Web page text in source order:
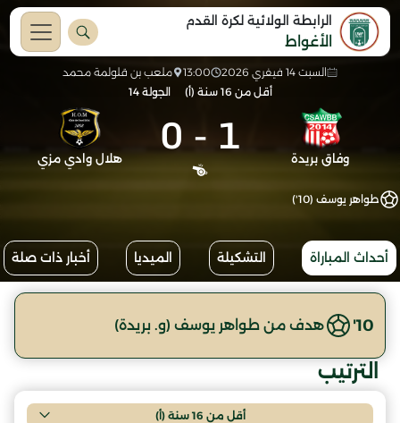
الرابطة الولائية لكرة القدم
الأغواط
السبت 14 فيفري 2026 13:00
ملعب بن قلولمة محمد
أقل من 16 سنة (أ)
الجولة 14
وفاق بريدة 1
-
0 هلال وادي مزي
طواهر يوسف (10')
أحداث المباراة التشكيلة الميديا أخبار ذات صلة
10' هدف من طواهر يوسف (و. بريدة)
الترتيب
أقل من 16 سنة (أ)